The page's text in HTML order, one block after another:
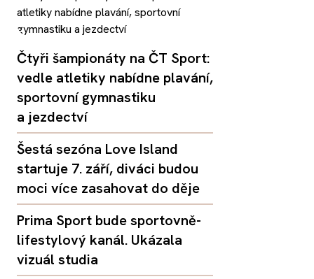
Čtyři šampionáty na ČT Sport:
vedle atletiky nabídne plavání,
sportovní gymnastiku
a jezdectví
Šestá sezóna Love Island
startuje 7. září, diváci budou
moci více zasahovat do děje
Prima Sport bude sportovně-
lifestylový kanál. Ukázala
vizuál studia